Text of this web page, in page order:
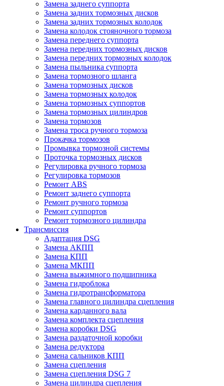
Замена заднего суппорта
Замена задних тормозных дисков
Замена задних тормозных колодок
Замена колодок стояночного тормоза
Замена переднего суппорта
Замена передних тормозных дисков
Замена передних тормозных колодок
Замена пыльника суппорта
Замена тормозного шланга
Замена тормозных дисков
Замена тормозных колодок
Замена тормозных суппортов
Замена тормозных цилиндров
Замена тормозов
Замена троса ручного тормоза
Прокачка тормозов
Промывка тормозной системы
Проточка тормозных дисков
Регулировка ручного тормоза
Регулировка тормозов
Ремонт ABS
Ремонт заднего суппорта
Ремонт ручного тормоза
Ремонт суппортов
Ремонт тормозного цилиндра
Трансмиссия
Адаптация DSG
Замена АКПП
Замена КПП
Замена МКПП
Замена выжимного подшипника
Замена гидроблока
Замена гидротрансформатора
Замена главного цилиндра сцепления
Замена карданного вала
Замена комплекта сцепления
Замена коробки DSG
Замена раздаточной коробки
Замена редуктора
Замена сальников КПП
Замена сцепления
Замена сцепления DSG 7
Замена цилиндра сцепления